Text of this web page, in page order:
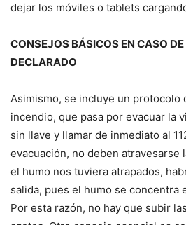
dejar los móviles o tablets
CONSEJOS BÁSICOS EN CASO
DECLARADO
Asimismo, se incluye un protocolo
incendio, que pasa por evacuar la
sin llave y llamar de inmediato al
evacuación, no deben atravesarse
el humo nos tuviera atrapados,
salida, pues el humo se concentra
Por esta razón, no hay que subir